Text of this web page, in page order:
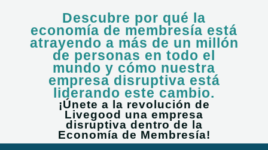
contenido
Descubre por qué la
economía de membresía está
atrayendo a más de un millón
de personas en todo el
mundo y cómo nuestra
empresa disruptiva está
liderando este cambio.
¡Únete a la revolución de
Livegood una empresa
disruptiva dentro de la
Economía de Membresía!